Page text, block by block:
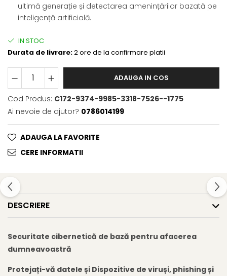
ultimă generație și detectarea amenințărilor bazată pe
inteligență artificială.
IN STOC
Durata de livrare:2 ore de la confirmare platii
ADAUGA IN COS
Cod Produs: C172-9374-9985-3318-7526--1775
Ai nevoie de ajutor? 0786014199
ADAUGA LA FAVORITE
CERE INFORMATII
DESCRIERE
Securitate cibernetică de bază pentru afacerea
dumneavoastră
Protejați-vă datele și Dispozitive de viruși, phishing și